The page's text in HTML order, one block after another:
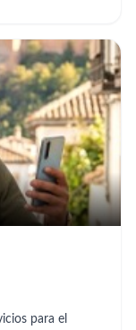
al
mayor, motivada
No solo
un servicio
dignidad